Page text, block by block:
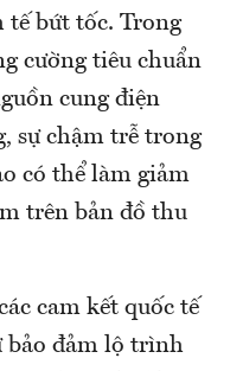
bứt tốc. Trong
cường tiêu chuẩn
cung điện
sự chậm trễ trong
có thể làm giảm
trên bản đồ thu
cam kết quốc tế
bảo đảm lộ trình